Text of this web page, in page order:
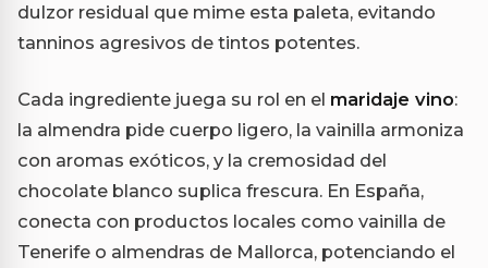
dulzor residual que mime esta paleta, evitando
tanninos agresivos de tintos potentes.
Cada ingrediente juega su rol en el maridaje vino:
la almendra pide cuerpo ligero, la vainilla armoniza
con aromas exóticos, y la cremosidad del
chocolate blanco suplica frescura. En España,
conecta con productos locales como vainilla de
Tenerife o almendras de Mallorca, potenciando el